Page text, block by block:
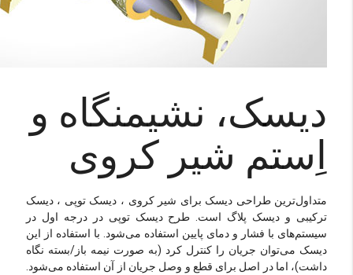
دیسک، نشیمنگاه و
اِستم شیر کروی
متداول‌ترین طراحی دیسک برای شیر کروی ، دیسک توپی ، دیسک
ترکیبی و دیسک پلاگ است. طرح دیسک توپی در درجه اول در
سیستم‌های با فشار و دمای پایین استفاده می‌شود. با استفاده از این
دیسک می‌توان جریان را کنترل کرد (به صورت نیمه باز/بسته نگاه
داشت)، اما در اصل برای قطع و وصل جریان از آن استفاده می‌شود.